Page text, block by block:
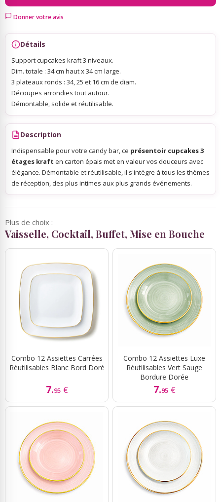
Scrapbooking, Loisirs Créatifs
Donner votre avis
Détails
Support cupcakes kraft 3 niveaux.
Dim. totale : 34 cm haut x 34 cm large.
3 plateaux ronds : 34, 25 et 16 cm de diam.
Découpes arrondies tout autour.
Démontable, solide et réutilisable.
Description
Indispensable pour votre candy bar, ce présentoir cupcakes 3
étages kraft en carton épais met en valeur vos douceurs avec
élégance. Démontable et réutilisable, il s'intègre à tous les thèmes
de réception, des plus intimes aux plus grands événements.
Plus de choix :
Vaisselle, Cocktail, Buffet, Mise en Bouche
Combo 12 Assiettes Carrées
Réutilisables Blanc Bord Doré
7.95 €
Combo 12 Assiettes Luxe
Réutilisables Vert Sauge
Bordure Dorée
7.95 €